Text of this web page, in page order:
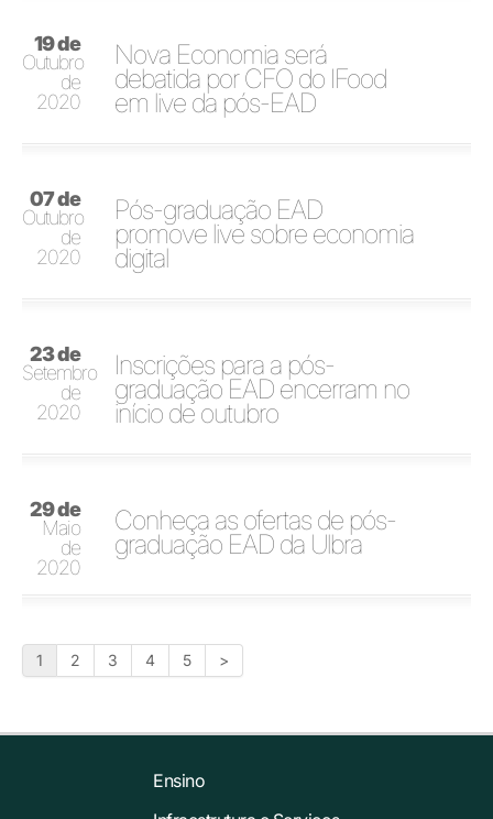
19 de
Outubro
de
2020
Nova Economia será
debatida por CFO do IFood
em live da pós-EAD
07 de
Outubro
de
2020
Pós-graduação EAD
promove live sobre economia
digital
23 de
Setembro
de
2020
Inscrições para a pós-
graduação EAD encerram no
início de outubro
29 de
Maio
de
2020
Conheça as ofertas de pós-
graduação EAD da Ulbra
1 2 3 4 5 >
Ensino